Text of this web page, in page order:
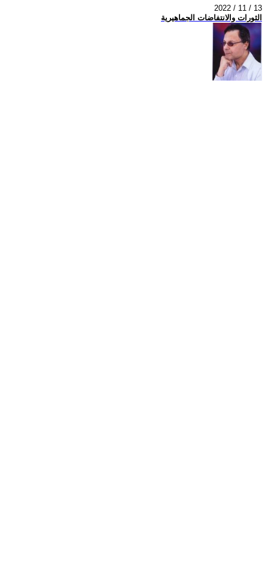
2022 / 11 / 13
الثورات والانتفاضات الجماهيرية